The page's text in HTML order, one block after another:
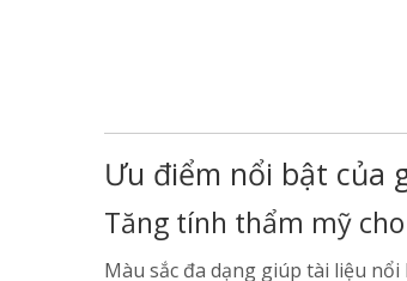
Ưu điểm nổi bật của
Tăng tính thẩm mỹ
Màu sắc đa dạng giúp tài liệu nổi